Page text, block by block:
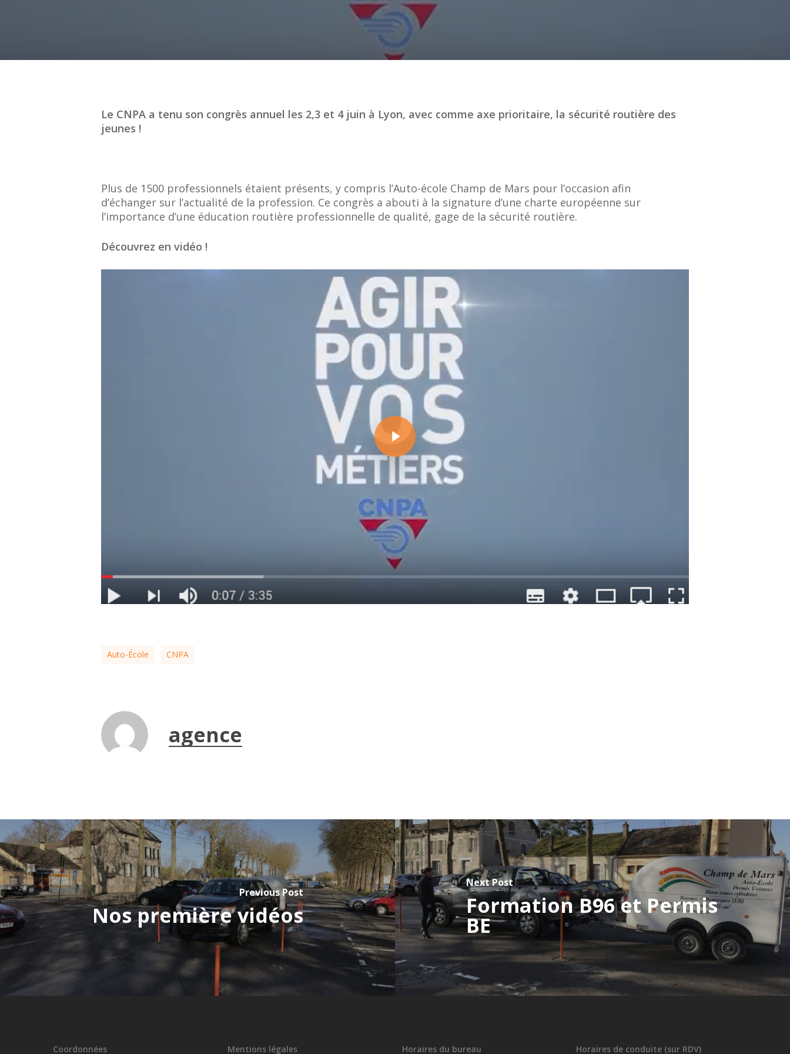
Le CNPA a tenu son congrès annuel les 2,3 et 4 juin à Lyon, avec comme axe prioritaire, la sécurité routière des
jeunes !
Plus de 1500 professionnels étaient présents, y compris l’Auto-école Champ de Mars pour l’occasion afin
d’échanger sur l’actualité de la profession. Ce congrès a abouti à la signature d’une charte européenne sur
l’importance d’une éducation routière professionnelle de qualité, gage de la sécurité routière.
Découvrez en vidéo !
Play Video
Auto-École CNPA
agence
Previous Post
Nos première vidéos
Next Post
Formation B96 et Permis
BE
Coordonnées Mentions légales Horaires du bureau Horaires de conduite (sur RDV)